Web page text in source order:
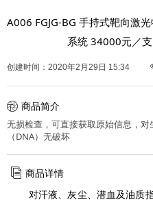
A006 FGJG-BG 手持式靶向激
系统 34000元／支
商品简介
创建时间： 2020年2月29日 15:34
无损检查，可直接获取原始信息，对
（DNA）无破坏
商品详情
对汗液、灰尘、潜血及油质
ꁵ
ꀢ